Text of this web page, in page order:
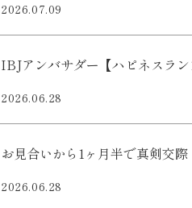
2026.07.09
IBJアンバサダー【ハピネスラ
2026.06.28
お見合いから1ヶ月半で真剣交際
2026.06.28